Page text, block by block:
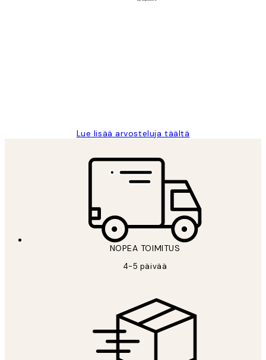
Lue lisää arvosteluja täältä
NOPEA TOIMITUS
4-5 päivää